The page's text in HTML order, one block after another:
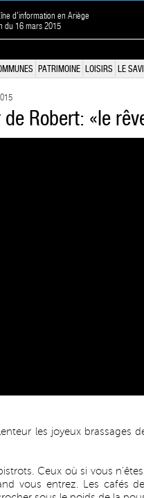
d'information en Ariège
du 16 mars 2015
PATRIMOINE LOISIRS LE
Robert: «le
les joyeux brassages
Ceux où si vous
vous entrez. Les cafés